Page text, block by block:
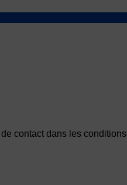
contact dans les